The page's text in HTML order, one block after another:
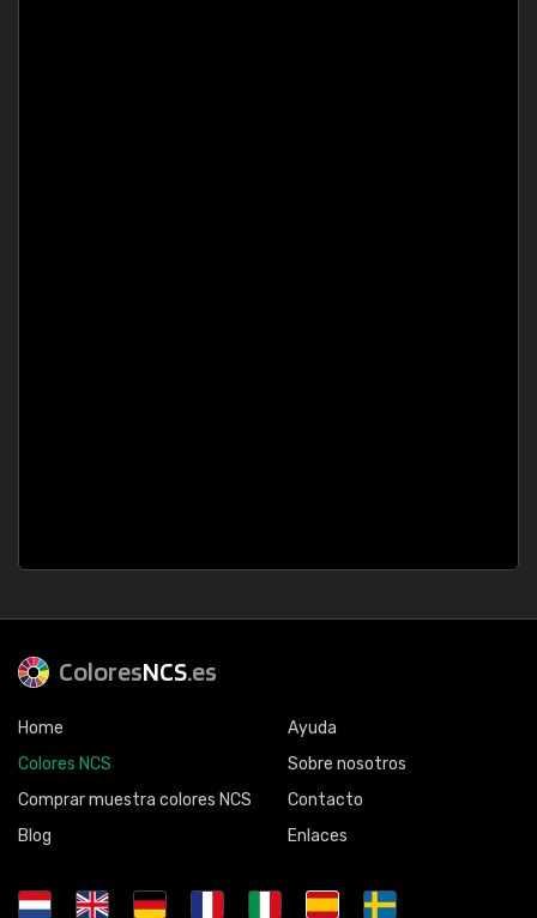
ColoresNCS.es
Home
Colores NCS
Comprar muestra colores NCS
Blog
Ayuda
Sobre nosotros
Contacto
Enlaces